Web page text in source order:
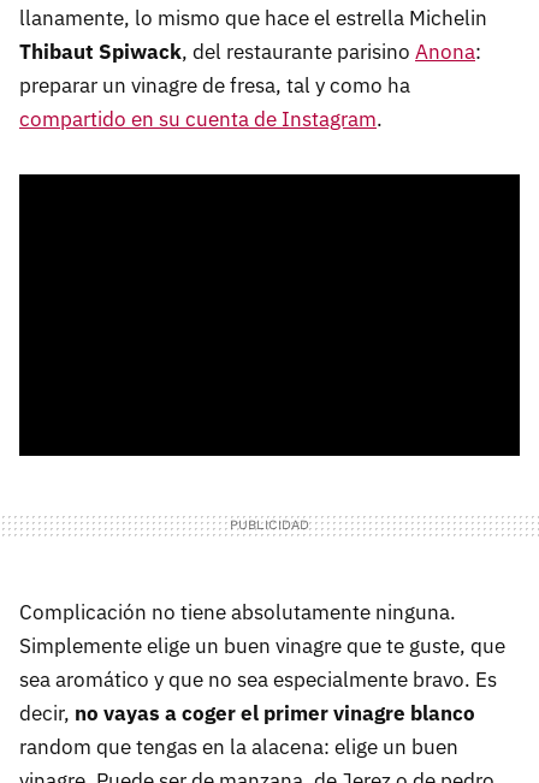
llanamente, lo mismo que hace el estrella Michelin
Thibaut Spiwack, del restaurante parisino Anona:
preparar un vinagre de fresa, tal y como ha
compartido en su cuenta de Instagram.
Complicación no tiene absolutamente ninguna.
Simplemente elige un buen vinagre que te guste, que
sea aromático y que no sea especialmente bravo. Es
decir, no vayas a coger el primer vinagre blanco
random que tengas en la alacena: elige un buen